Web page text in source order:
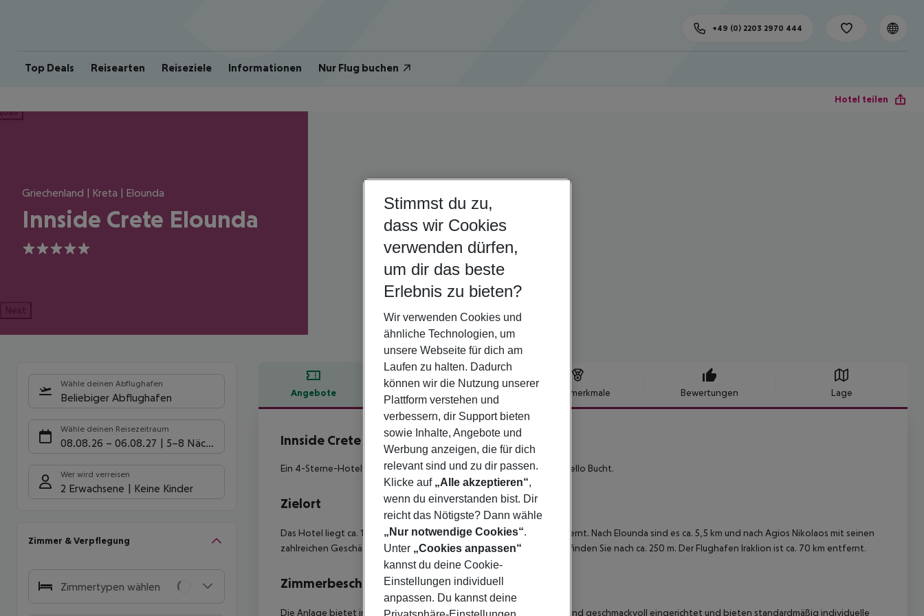
Top Deals Reisearten Reiseziele Informationen Nur Flug buchen
+49 (0) 2203 2970 444
Hotel teilen
Griechenland | Kreta | Elounda
Innside Crete Elounda
5
Next
Wähle deinen Abflughafen
Beliebiger Abflughafen
Wähle deinen Reisezeitraum
08.08.26 – 06.08.27 5-8 Nächte
Wer wird verreisen
2 Erwachsene Keine Kinder
Zimmer & Verpflegung
Zimmertypen wählen
Angebote Hotelbeschreibung Hotelmerkmale Bewertungen Lage
Hotelbeschreibung
Innside Crete Elounda
5
Ein 4-Sterne-Hotel in Hanglage mit wunderbarem Blick auf die Mirabello Bucht.
Zielort
Das Hotel liegt ca. 150 m von einer kleinen, felsigen Badebucht entfernt. Nach Elounda sind es ca. 5,5 km und nach Agios Nikolaos mit seinen
zahlreichen Geschäften und Restaurant ca. 8 km. Eine Bushaltestelle finden Sie nach ca. 250 m. Der Flughafen Iraklion ist ca. 70 km entfernt.
Zimmerbeschreibung
Die Anlage bietet insgesamt 85 Wohneinheiten verschiedener Art, sind geschmackvoll eingerichtet und bieten standardmäßig individuelle
Stimmst du zu,
dass wir Cookies
verwenden dürfen,
um dir das beste
Erlebnis zu bieten?
Wir verwenden Cookies und
ähnliche Technologien, um
unsere Webseite für dich am
Laufen zu halten. Dadurch
können wir die Nutzung unserer
Plattform verstehen und
verbessern, dir Support bieten
sowie Inhalte, Angebote und
Werbung anzeigen, die für dich
relevant sind und zu dir passen.
Klicke auf „Alle akzeptieren“,
wenn du einverstanden bist. Dir
reicht das Nötigste? Dann wähle
„Nur notwendige Cookies“.
Unter „Cookies anpassen“
kannst du deine Cookie-
Einstellungen individuell
anpassen. Du kannst deine